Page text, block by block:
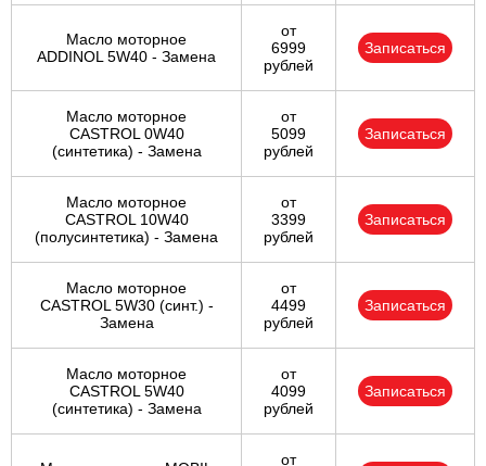
Масло моторное
ADDINOL 5W40 - Замена
от
6999
рублей
Записаться
Масло моторное
CASTROL 0W40
(синтетика) - Замена
от
5099
рублей
Записаться
Масло моторное
CASTROL 10W40
(полусинтетика) - Замена
от
3399
рублей
Записаться
Масло моторное
CASTROL 5W30 (синт.) -
Замена
от
4499
рублей
Записаться
Масло моторное
CASTROL 5W40
(синтетика) - Замена
от
4099
рублей
Записаться
от